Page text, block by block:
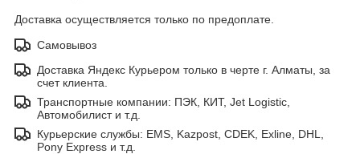
Доставка осуществляется только по предоплате.
Самовывоз
Доставка Яндекс Курьером только в черте г. Алматы, за
счет клиента.
Транспортные компании: ПЭК, КИТ, Jet Logistic,
Автомобилист и т.д.
Курьерские службы: EMS, Kazpost, CDEK, Exline, DHL,
Pony Express и т.д.